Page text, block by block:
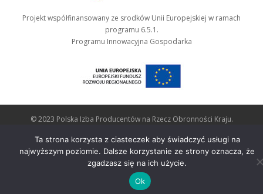
Ta strona korzysta z ciasteczek aby świadczyć usługi na
najwyższym poziomie. Dalsze korzystanie ze strony oznacza, że
zgadzasz się na ich użycie.
Ok
Projekt współfinansowany ze srodków Unii Europejskiej w ramach
programu 6.5.1.
Programu Innowacyjna Gospodarka
© 2023 Polska Izba Producentów na Rzecz Obronności Kraju.